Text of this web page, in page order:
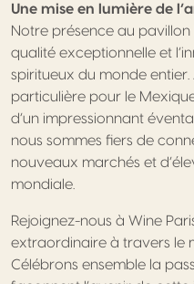
Une mise en lumière de
Notre présence au pavillon
qualité exceptionnelle et
spiritueux du monde
particulière pour le
d’un impressionnant
nous sommes fiers de
nouveaux marchés et
mondiale.
Rejoignez-nous à Wine
extraordinaire à travers le
Célébrons ensemble la